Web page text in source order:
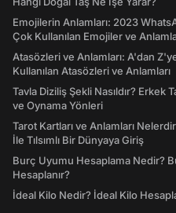
Emojilerin Anlamları: 2023
Çok Kullanılan Emojiler ve
Atasözleri ve Anlamları: A'dan
Kullanılan Atasözleri ve Anlamları
Tavla Diziliş Şekli Nasıldır? Erkek
ve Oynama Yönleri
Tarot Kartları ve Anlamları
İle Tılsımlı Bir Dünyaya Giriş
Burç Uyumu Hesaplama Nedir?
Hesaplanır?
İdeal Kilo Nedir? İdeal Kilo